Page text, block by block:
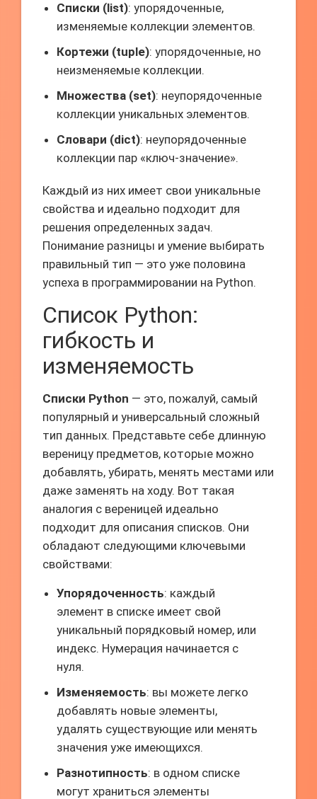
Списки (list): упорядоченные,
изменяемые коллекции элементов.
Кортежи (tuple): упорядоченные, но
неизменяемые коллекции.
Множества (set): неупорядоченные
коллекции уникальных элементов.
Словари (dict): неупорядоченные
коллекции пар «ключ-значение».
Каждый из них имеет свои уникальные
свойства и идеально подходит для
решения определенных задач.
Понимание разницы и умение выбирать
правильный тип — это уже половина
успеха в программировании на Python.
Список Python:
гибкость и
изменяемость
Списки Python — это, пожалуй, самый
популярный и универсальный сложный
тип данных. Представьте себе длинную
вереницу предметов, которые можно
добавлять, убирать, менять местами или
даже заменять на ходу. Вот такая
аналогия с вереницей идеально
подходит для описания списков. Они
обладают следующими ключевыми
свойствами:
Упорядоченность: каждый
элемент в списке имеет свой
уникальный порядковый номер, или
индекс. Нумерация начинается с
нуля.
Изменяемость: вы можете легко
добавлять новые элементы,
удалять существующие или менять
значения уже имеющихся.
Разнотипность: в одном списке
могут храниться элементы